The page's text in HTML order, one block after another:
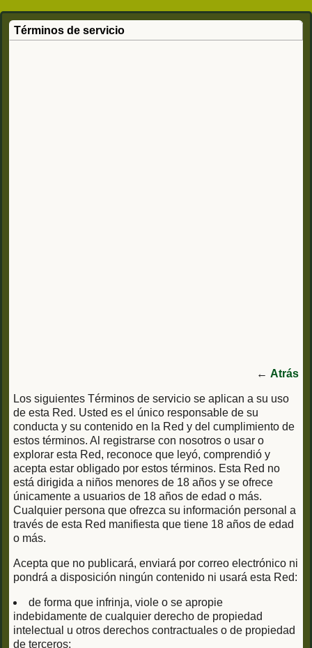
Términos de servicio
← Atrás
Los siguientes Términos de servicio se aplican a su uso
de esta Red. Usted es el único responsable de su
conducta y su contenido en la Red y del cumplimiento de
estos términos. Al registrarse con nosotros o usar o
explorar esta Red, reconoce que leyó, comprendió y
acepta estar obligado por estos términos. Esta Red no
está dirigida a niños menores de 18 años y se ofrece
únicamente a usuarios de 18 años de edad o más.
Cualquier persona que ofrezca su información personal a
través de esta Red manifiesta que tiene 18 años de edad
o más.
Acepta que no publicará, enviará por correo electrónico ni
pondrá a disposición ningún contenido ni usará esta Red:
de forma que infrinja, viole o se apropie
indebidamente de cualquier derecho de propiedad
intelectual u otros derechos contractuales o de propiedad
de terceros;